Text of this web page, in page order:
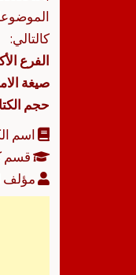
كالتالي:
الفرع
صيغة
حجم
اسم
قسم
مؤلف